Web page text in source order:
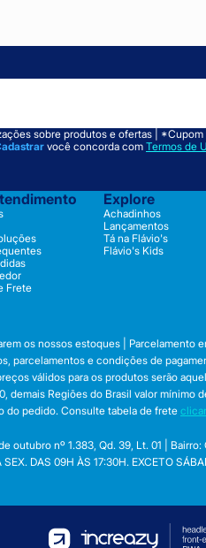
sobre produtos e ofertas |
você concorda com Termos de
Frete
Explore
Achadinhos
Lançamentos
Tá na Flávio's
Flávio's Kids
os nossos estoques |
parcelamentos e condições de
válidos para os produtos serão
Regiões do Brasil valor
do pedido. Consulte tabela de frete
outubro nº 1.383, Qd. 39, Lt. 01 |
DAS 09H ÀS 17:30H. EXCETO